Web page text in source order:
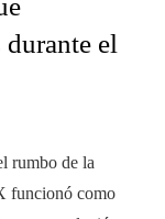
el
rumbo de la
funcionó como